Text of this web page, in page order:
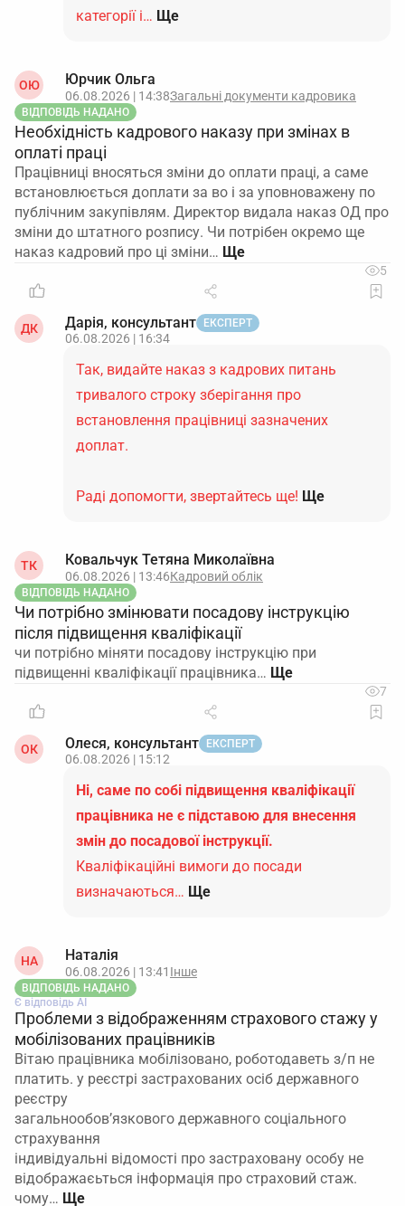
категорії і… Ще
ОЮ Юрчик Ольга
06.08.2026 | 14:38Загальні документи кадровика
ВІДПОВІДЬ НАДАНО
Необхідність кадрового наказу при змінах в
оплаті праці
Працівниці вносяться зміни до оплати праці, а саме
встановлюється доплати за во і за уповноважену по
публічним закупівлям. Директор видала наказ ОД про
зміни до штатного розпису. Чи потрібен окремо ще
наказ кадровий про ці зміни…
5
ДК Дарія, консультант ЕКСПЕРТ
06.08.2026 | 16:34
Так, видайте наказ з кадрових питань
тривалого строку зберігання про
встановлення працівниці зазначених
доплат.
Раді допомогти, звертайтесь ще! Ще
ТК Ковальчук Тетяна Миколаївна
06.08.2026 | 13:46Кадровий облік
ВІДПОВІДЬ НАДАНО
Чи потрібно змінювати посадову інструкцію
після підвищення кваліфікації
чи потрібно міняти посадову інструкцію при
підвищенні кваліфікації працівника…
7
ОК Олеся, консультант ЕКСПЕРТ
06.08.2026 | 15:12
Ні, саме по собі підвищення кваліфікації
працівника не є підставою для внесення
змін до посадової інструкції.
Кваліфікаційні вимоги до посади
визначаються… Ще
НА Наталія
06.08.2026 | 13:41 Інше
ВІДПОВІДЬ НАДАНО
Є відповідь АІ
Проблеми з відображенням страхового стажу у
мобілізованих працівників
Вітаю працівника мобілізовано, роботодаветь з/п не
платить. у реєстрі застрахованих осіб державного
реєстру
загальнообов’язкового державного соціального
страхування
індивідуальні відомості про застраховану особу не
відображаєьться інформація про страховий стаж.
чому…